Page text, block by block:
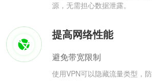
源，无需担心数据泄露。
提高网络性能
避免带宽限制
使用VPN可以隐藏流量类型，